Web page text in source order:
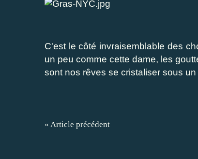
C'est le côté invraisemblable des
un peu comme cette dame, les
sont nos rêves se cristaliser sous
« Article précédent